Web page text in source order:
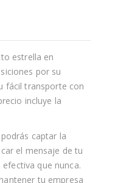
estrella en
por su
fácil transporte con
incluye la
captar la
el mensaje de tu
que nunca.
tu empresa